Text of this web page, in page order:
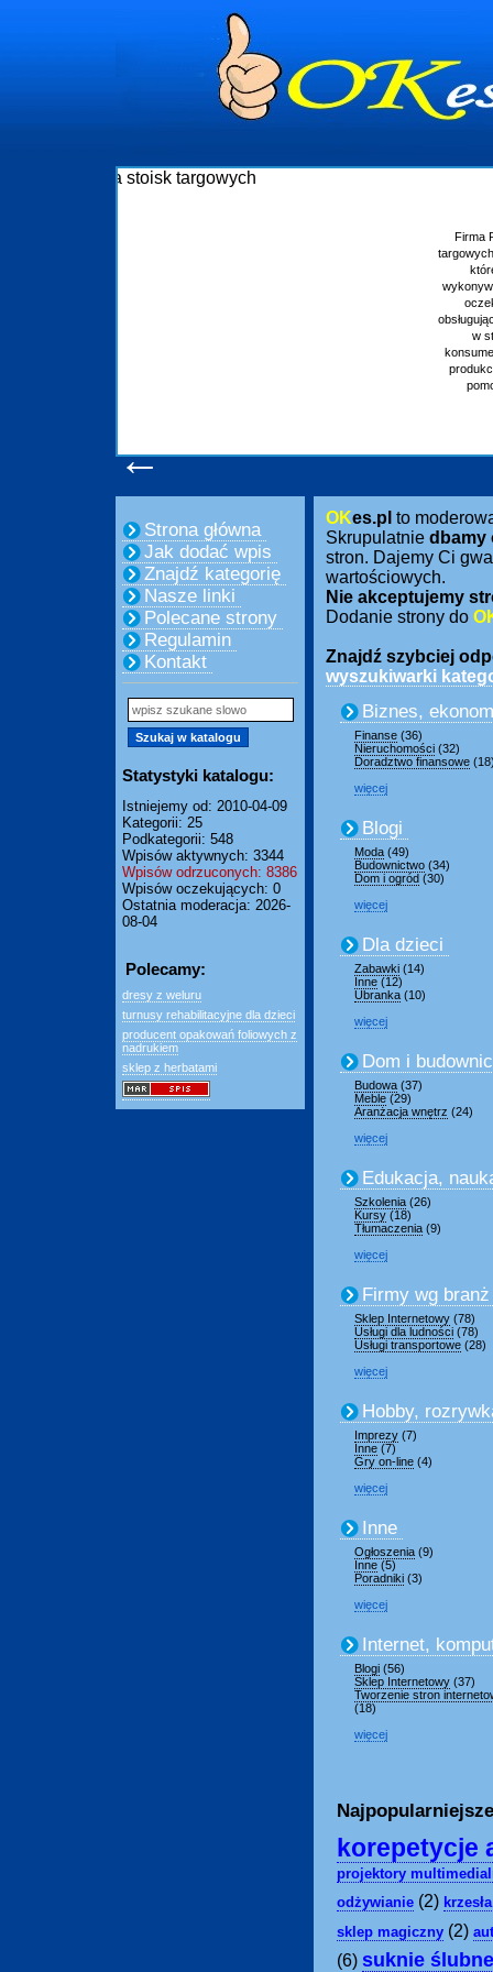
Budowa stoisk targowych
targowych w Polsce. W asortymencie posiadamy przyrządzenie stoisk targowych
wykonywać tak, aby każdy z klientów był zadowolony, oraz otrzymywał to na co
obsługując firmy oraz organizacje państwowe. Dzięki ogromnej wprawie, jesteśmy
konsumentów. Oddajemy w Państwa ręce nowatorskich projektantów, zaplecze
produkcyjne, logistyczne, drukarnię wielkoformatową oraz wszelką niezbędną
←
Strona główna
Jak dodać wpis
Znajdź kategorię
Nasze linki
Polecane strony
Regulamin
Kontakt
Statystyki katalogu:
Istniejemy od: 2010-04-09
Kategorii: 25
Podkategorii: 548
Wpisów aktywnych: 3344
Wpisów odrzuconych: 8386
Wpisów oczekujących: 0
Ostatnia moderacja: 2026-
08-04
Polecamy:
dresy z weluru
turnusy rehabilitacyjne dla dzieci
producent opakowań foliowych z
nadrukiem
sklep z herbatami
OKes.pl to
Skrupulatnie dbamy
stron. Dajemy Ci
wartościowych.
Nie akceptujemy
Dodanie strony do
Znajdź szybciej
wyszukiwarki
Biznes,
Finanse (36)
Nieruchomości (32)
Doradztwo finansowe
więcej
Blogi
Moda (49)
Budownictwo (34)
Dom i ogród (30)
więcej
Dla dzieci
Zabawki (14)
Inne (12)
Ubranka (10)
więcej
Dom i
Budowa (37)
Meble (29)
Aranżacja wnętrz (24)
więcej
Edukacja,
Szkolenia (26)
Kursy (18)
Tłumaczenia (9)
więcej
Firmy wg branż
Sklep Internetowy (78)
Usługi dla ludności (78)
Usługi transportowe (28)
więcej
Hobby,
Imprezy (7)
Inne (7)
Gry on-line (4)
więcej
Inne
Ogłoszenia (9)
Inne (5)
Poradniki (3)
więcej
Internet,
Blogi (56)
Sklep Internetowy (37)
Tworzenie stron
(18)
więcej
korepetycje
projektory
odżywianie (2)
sklep magiczny (2)
(6) suknie ślubne